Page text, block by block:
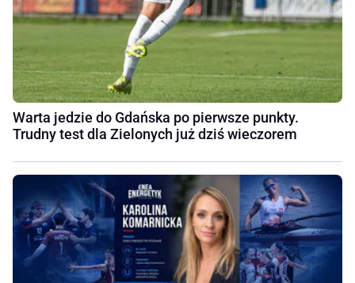
Warta jedzie do Gdańska po pierwsze punkty.
Trudny test dla Zielonych już dziś wieczorem